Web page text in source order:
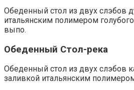
Обеденный стол из двух слэбов
итальянским полимером
выпо.
Обеденный Стол-река
Обеденный стол из двух слэбов
заливкой итальянским